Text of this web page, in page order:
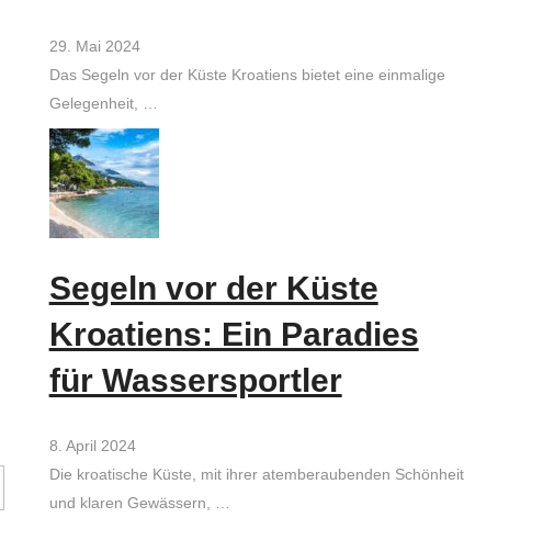
29. Mai 2024
Das Segeln vor der Küste Kroatiens bietet eine einmalige
Gelegenheit, …
Segeln vor der Küste
Kroatiens: Ein Paradies
für Wassersportler
8. April 2024
Die kroatische Küste, mit ihrer atemberaubenden Schönheit
und klaren Gewässern, …